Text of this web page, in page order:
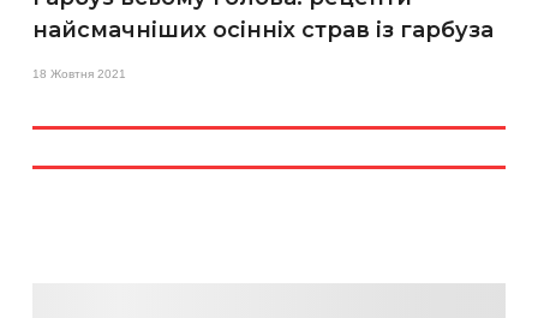
найсмачніших осінніх страв із гарбуза
18 Жовтня 2021